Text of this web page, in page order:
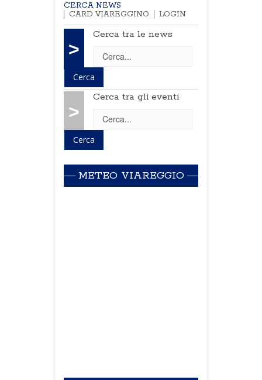
CERCA NEWS
CARD VIAREGGINO
LOGIN
>
Cerca tra le news
>
Cerca tra gli eventi
METEO VIAREGGIO